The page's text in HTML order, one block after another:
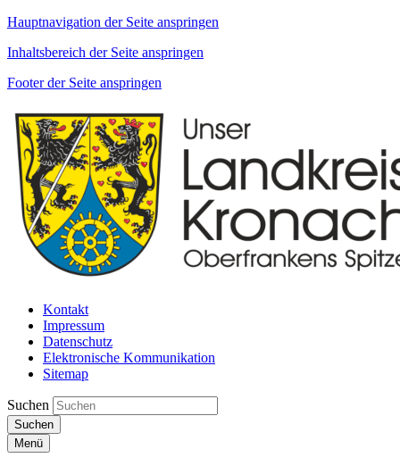
Hauptnavigation der Seite anspringen
Inhaltsbereich der Seite anspringen
Footer der Seite anspringen
Kontakt
Impressum
Datenschutz
Elektronische Kommunikation
Sitemap
Suchen
Suchen
Menü